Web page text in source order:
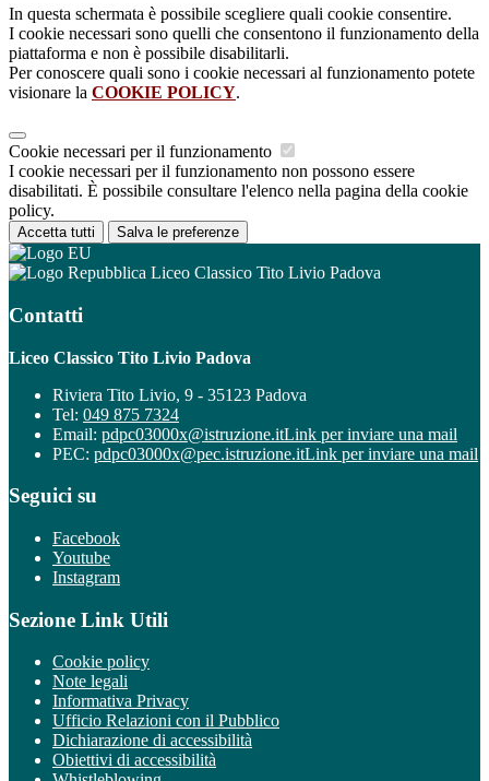
In questa schermata è possibile scegliere quali cookie consentire.
I cookie necessari sono quelli che consentono il funzionamento della
piattaforma e non è possibile disabilitarli.
Per conoscere quali sono i cookie necessari al funzionamento potete
visionare la COOKIE POLICY.
Cookie necessari per il funzionamento
I cookie necessari per il funzionamento non possono essere
disabilitati. È possibile consultare l'elenco nella pagina della cookie
policy.
Accetta tutti Salva le preferenze
Liceo Classico Tito Livio Padova
Contatti
Liceo Classico Tito Livio Padova
Riviera Tito Livio, 9 - 35123 Padova
Tel: 049 875 7324
Email: pdpc03000x@istruzione.itLink per inviare una mail
PEC: pdpc03000x@pec.istruzione.itLink per inviare una mail
Seguici su
Facebook
Youtube
Instagram
Sezione Link Utili
Cookie policy
Note legali
Informativa Privacy
Ufficio Relazioni con il Pubblico
Dichiarazione di accessibilità
Obiettivi di accessibilità